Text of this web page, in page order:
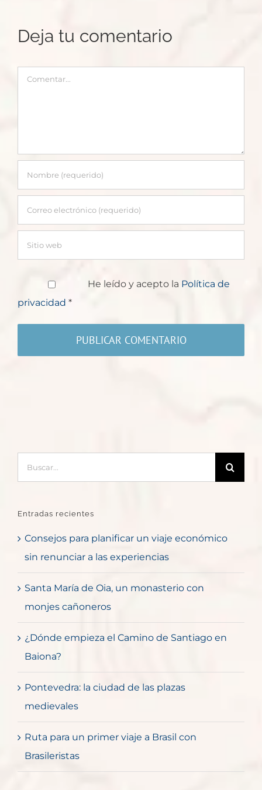
Deja tu comentario
Comentar
He leído y acepto la Política de
privacidad *
Entradas recientes
Consejos para planificar un viaje económico
sin renunciar a las experiencias
Santa María de Oia, un monasterio con
monjes cañoneros
¿Dónde empieza el Camino de Santiago en
Baiona?
Pontevedra: la ciudad de las plazas
medievales
Ruta para un primer viaje a Brasil con
Brasileristas